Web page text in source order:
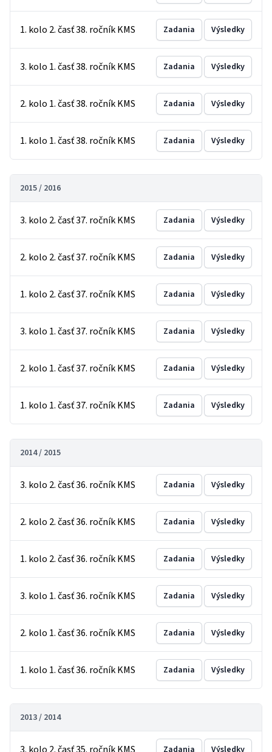
1. kolo 2. časť 38. ročník KMS Zadania Výsledky
3. kolo 1. časť 38. ročník KMS Zadania Výsledky
2. kolo 1. časť 38. ročník KMS Zadania Výsledky
1. kolo 1. časť 38. ročník KMS Zadania Výsledky
2015 / 2016
3. kolo 2. časť 37. ročník KMS Zadania Výsledky
2. kolo 2. časť 37. ročník KMS Zadania Výsledky
1. kolo 2. časť 37. ročník KMS Zadania Výsledky
3. kolo 1. časť 37. ročník KMS Zadania Výsledky
2. kolo 1. časť 37. ročník KMS Zadania Výsledky
1. kolo 1. časť 37. ročník KMS Zadania Výsledky
2014 / 2015
3. kolo 2. časť 36. ročník KMS Zadania Výsledky
2. kolo 2. časť 36. ročník KMS Zadania Výsledky
1. kolo 2. časť 36. ročník KMS Zadania Výsledky
3. kolo 1. časť 36. ročník KMS Zadania Výsledky
2. kolo 1. časť 36. ročník KMS Zadania Výsledky
1. kolo 1. časť 36. ročník KMS Zadania Výsledky
2013 / 2014
Zadania Výsledky